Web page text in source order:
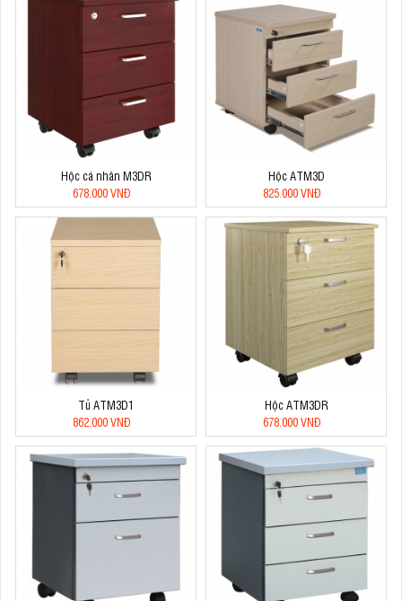
Hộc cá nhân M3DR
678.000 VNĐ
Hộc ATM3D
825.000 VNĐ
Tủ ATM3D1
862.000 VNĐ
Hộc ATM3DR
678.000 VNĐ